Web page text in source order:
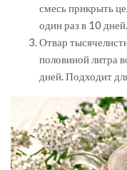
смесь прикрыть
один раз в 10
Отвар
половиной литра
дней. Подходит